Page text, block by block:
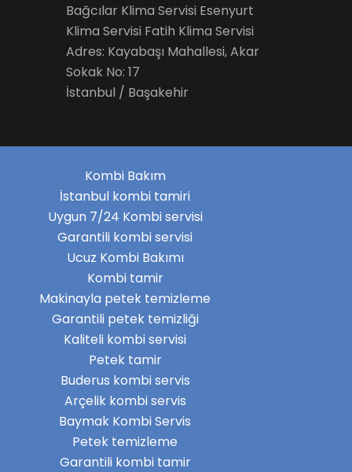
Bağcılar Klima Servisi Esenyurt
Klima Servisi Fatih Klima Servisi
Adres: Kayabaşı Mahallesi, Akar
Sokak No: 17
İstanbul / Başakehir
Kombi Bakım
İstanbul kombi tamiri
Uygun 7/24 Kombi servisi
Garantili kombi servisi
Ucuz Kombi Bakımı
Kombi tamir
Makinayla petek temizleme
Garantili petek temizliği
Kaliteli kombi servisi
Petek tamir
Buderus kombi servis
Arçelik kombi servis
Baymak Kombi Servis
Petek temizleme
Garantili kombi tamir